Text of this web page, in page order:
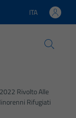
Lingua attiva:
ITA
Rivolto Alle
Rifugiati